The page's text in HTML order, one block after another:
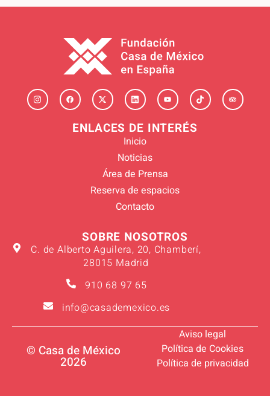
ENLACES DE INTERÉS
Inicio
Noticias
Área de Prensa
Reserva de espacios
Contacto
SOBRE NOSOTROS
C. de Alberto Aguilera, 20, Chamberí,
28015 Madrid
910 68 97 65
info@casademexico.es
© Casa de México
2026
Aviso legal
Política de Cookies
Política de privacidad